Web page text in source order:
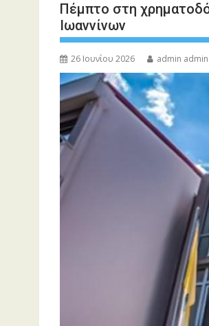
Πέμπτο στη
Ιωαννίνων
26 Ιουνίου 2026 admin admin